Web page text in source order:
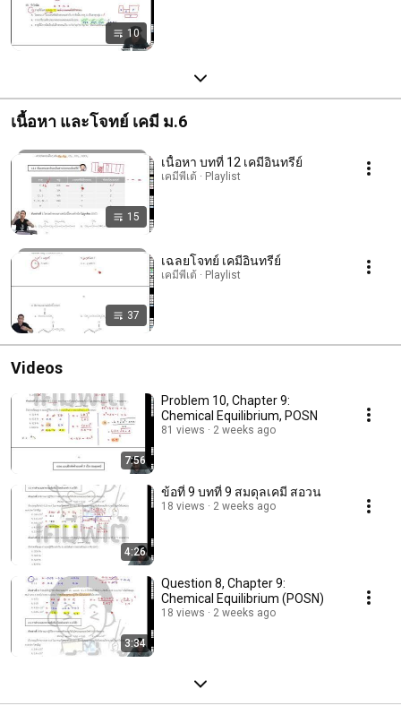
10
เนื้อหา และโจทย์ เคมี ม.6
15
เนื้อหา บทที่ 12 เคมีอินทรีย์
เคมีพี่เต้ · Playlist
37
เฉลยโจทย์ เคมีอินทรีย์
เคมีพี่เต้ · Playlist
Videos
7:56
Problem 10, Chapter 9:
Chemical Equilibrium, POSN
81 views 2 weeks ago
4:26
ข้อที่ 9 บทที่ 9 สมดุลเคมี สอวน
18 views 2 weeks ago
3:34
Question 8, Chapter 9:
Chemical Equilibrium (POSN)
18 views 2 weeks ago